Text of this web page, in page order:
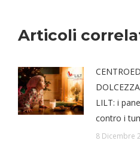
Articoli
LILT: i
contro i
8 Dicembre